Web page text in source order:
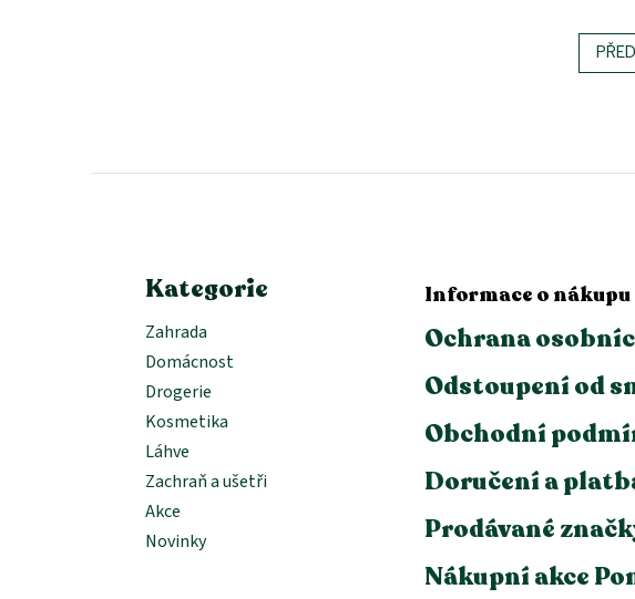
Kategorie
Zahrada
Domácnost
Drogerie
Kosmetika
Láhve
Zachraň a ušetři
Akce
Novinky
Informace o nákupu
Ochrana
Odstoupení od
Obchodní
Doručení a
Prodávané
Nákupní akce